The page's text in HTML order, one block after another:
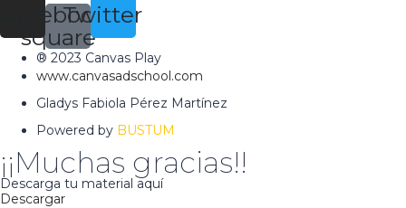
Facebook-
square
Twitter
® 2023 Canvas Play
www.canvasadschool.com
Gladys Fabiola Pérez Martínez
Powered by BUSTUM
¡¡Muchas gracias!!
Descarga tu material aquí
Descargar